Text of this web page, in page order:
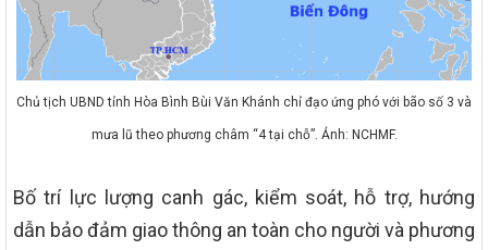
Chủ tịch UBND tỉnh Hòa Bình Bùi Văn Khánh chỉ đạo ứng phó với bão số 3 và
mưa lũ theo phương châm “4 tại chỗ”. Ảnh: NCHMF.
Bố trí lực lượng canh gác, kiểm soát, hỗ trợ, hướng
dẫn bảo đảm giao thông an toàn cho người và phương